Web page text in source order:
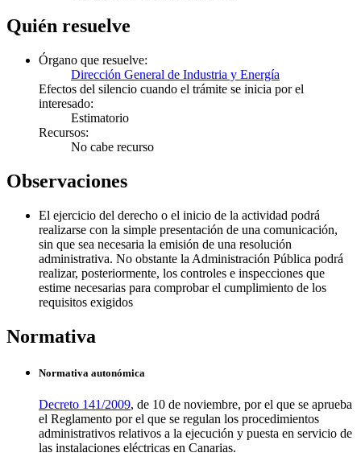
Quién resuelve
Órgano que resuelve:
Dirección General de Industria y Energía
Efectos del silencio cuando el trámite se inicia por el
interesado:
Estimatorio
Recursos:
No cabe recurso
Observaciones
El ejercicio del derecho o el inicio de la actividad podrá
realizarse con la simple presentación de una comunicación,
sin que sea necesaria la emisión de una resolución
administrativa. No obstante la Administración Pública podrá
realizar, posteriormente, los controles e inspecciones que
estime necesarias para comprobar el cumplimiento de los
requisitos exigidos
Normativa
Normativa autonómica
Decreto 141/2009, de 10 de noviembre, por el que se aprueba
el Reglamento por el que se regulan los procedimientos
administrativos relativos a la ejecución y puesta en servicio de
las instalaciones eléctricas en Canarias.